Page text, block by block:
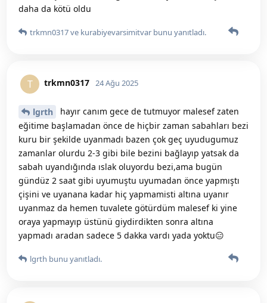
daha da kötü oldu
trkmn0317ve kurabiyevarsimitvar bunu yanıtladı.
T trkmn0317 24 Ağu 2025
lgrth
hayır canım gece de tutmuyor malesef zaten
eğitime başlamadan önce de hiçbir zaman sabahları bezi
kuru bir şekilde uyanmadı bazen çok geç uyudugumuz
zamanlar olurdu 2-3 gibi bile bezini bağlayıp yatsak da
sabah uyandığında ıslak oluyordu bezi,ama bugün
gündüz 2 saat gibi uyumuştu uyumadan önce yapmıştı
çişini ve uyanana kadar hiç yapmamisti altına uyanır
uyanmaz da hemen tuvalete götürdüm malesef ki yine
oraya yapmayıp üstünü giydirdikten sonra altına
yapmadı aradan sadece 5 dakka vardı yada yoktu😑
lgrth bunu yanıtladı.